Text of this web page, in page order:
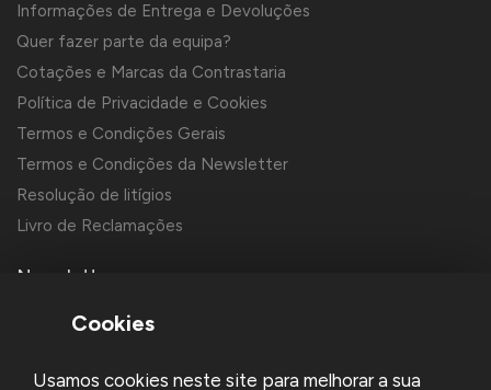
Informações de Entrega e Devoluções
Quer fazer parte da equipa?
Cotações e Marcas da Contrastaria
Política de Privacidade e Cookies
Termos e Condições Gerais
Termos e Condições da Newsletter
Resolução de litígios
Livro de Reclamações
Newsletter
Cookies
Usamos cookies neste site para melhorar a sua